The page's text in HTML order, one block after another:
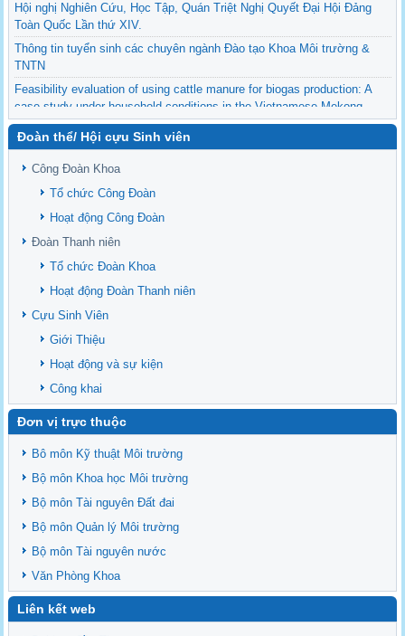
Hội nghị Nghiên Cứu, Học Tập, Quán Triệt Nghị Quyết Đại Hội Đảng
Toàn Quốc Lần thứ XIV.
Thông tin tuyển sinh các chuyên ngành Đào tạo Khoa Môi trường &
TNTN
Feasibility evaluation of using cattle manure for biogas production: A
case study under household conditions in the Vietnamese Mekong
Delta
Sediment properties in flood-based farming systems in the Vietnamese
upstream Mekong Delta
Danh mục tạp chí xuất bản Quốc Tế 2026
Danh Mục các Đề Tài NCKH cấp Tỉnh năm 2024
Văn bản - Quy định
Ban chấp hành Đảng bộ khoa
Đoàn thể/ Hội cựu Sinh viên
Công Đoàn Khoa
Tổ chức Công Đoàn
Hoạt động Công Đoàn
Đoàn Thanh niên
Tổ chức Đoàn Khoa
Hoạt động Đoàn Thanh niên
Cựu Sinh Viên
Giới Thiệu
Hoạt động và sự kiện
Công khai
Đơn vị trực thuộc
Bô môn Kỹ thuật Môi trường
Bộ môn Khoa học Môi trường
Bộ môn Tài nguyên Đất đai
Bộ môn Quản lý Môi trường
Bộ môn Tài nguyên nước
Văn Phòng Khoa
Liên kết web